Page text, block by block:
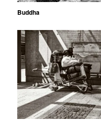
Buddha